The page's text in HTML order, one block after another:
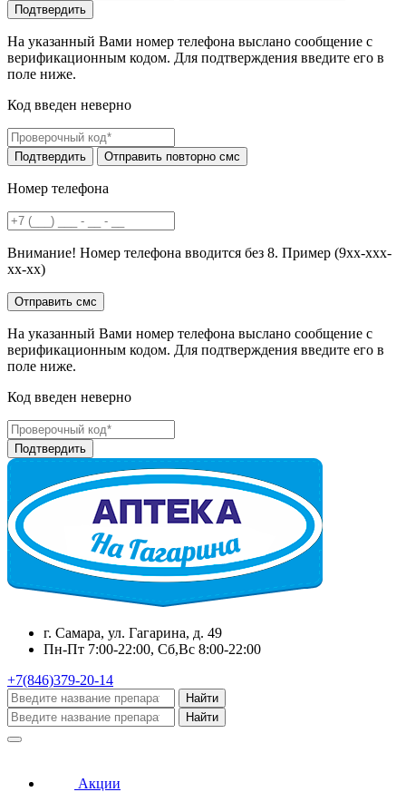
На указанный Вами номер телефона выслано сообщение с
верификационным кодом. Для подтверждения введите его в
поле ниже.
Код введен неверно
Номер телефона
Внимание! Номер телефона вводится без 8. Пример (9хх-ххх-
хх-хх)
На указанный Вами номер телефона выслано сообщение с
верификационным кодом. Для подтверждения введите его в
поле ниже.
Код введен неверно
г. Самара, ул. Гагарина, д. 49
Пн-Пт 7:00-22:00, Сб,Вс 8:00-22:00
+7(846)379-20-14
Найти
Найти
Акции